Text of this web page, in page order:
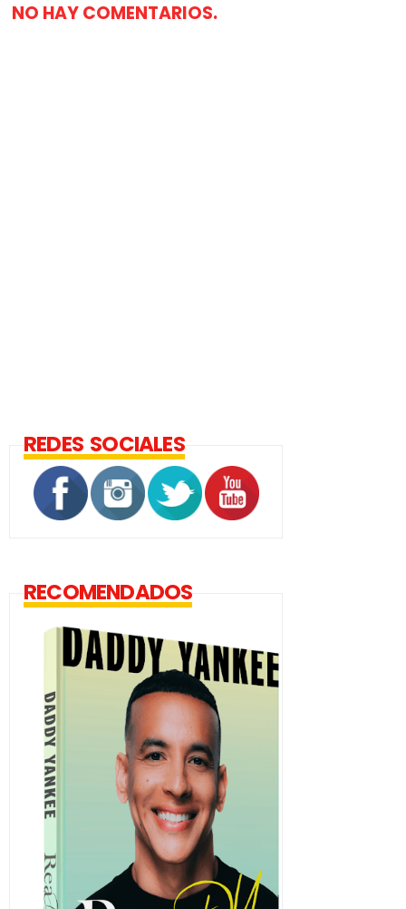
NO HAY COMENTARIOS.
REDES SOCIALES
RECOMENDADOS